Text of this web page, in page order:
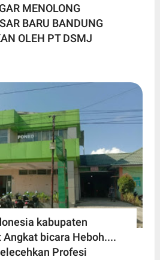
MENOLONG
BARU BANDUNG
OLEH PT DSMJ
kabupaten
Angkat bicara Heboh....
Profesi